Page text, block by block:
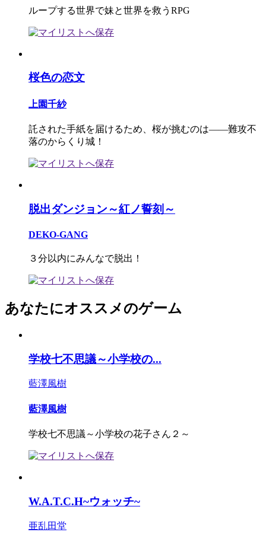
ループする世界で妹と世界を救うRPG
桜色の恋文
上園千紗
託された手紙を届けるため、桜が挑むのは――難攻不
落のからくり城！
脱出ダンジョン～紅ノ誓刻～
DEKO-GANG
３分以内にみんなで脱出！
あなたにオススメのゲーム
学校七不思議～小学校の...
藍澤風樹
藍澤風樹
学校七不思議～小学校の花子さん２～
W.A.T.C.H~ウォッチ~
亜乱田堂